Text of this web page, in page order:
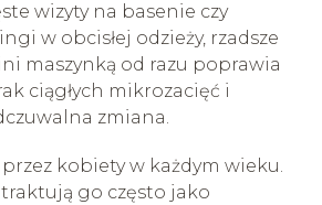
wizyty na basenie czy
w obcisłej odzieży, rzadsze
maszynką od razu poprawia
ciągłych mikrozacięć i
zmiana.
kobiety w każdym wieku.
go często jako